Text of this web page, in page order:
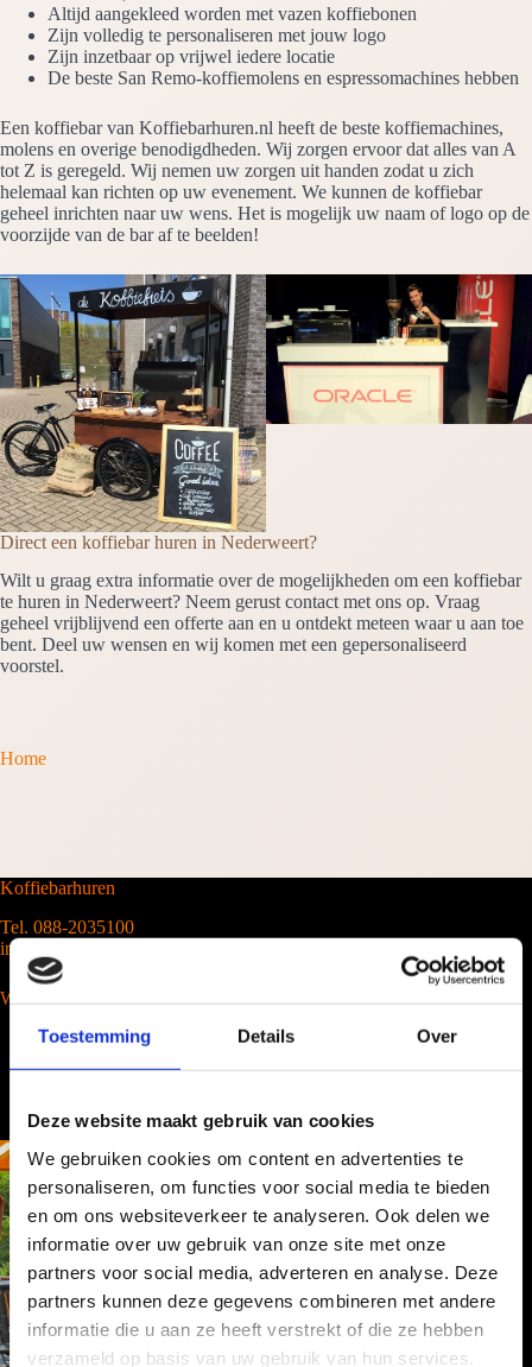
Toestemming Details Over
Deze website maakt gebruik van cookies
We gebruiken cookies om content en advertenties te
personaliseren, om functies voor social media te bieden
en om ons websiteverkeer te analyseren. Ook delen we
informatie over uw gebruik van onze site met onze
partners voor social media, adverteren en analyse. Deze
partners kunnen deze gegevens combineren met andere
informatie die u aan ze heeft verstrekt of die ze hebben
verzameld op basis van uw gebruik van hun services.
Altijd aangekleed worden met vazen koffiebonen
Zijn volledig te personaliseren met jouw logo
Zijn inzetbaar op vrijwel iedere locatie
De beste San Remo-koffiemolens en espressomachines hebben
Een koffiebar van Koffiebarhuren.nl heeft de beste koffiemachines,
molens en overige benodigdheden. Wij zorgen ervoor dat alles van A
tot Z is geregeld. Wij nemen uw zorgen uit handen zodat u zich
helemaal kan richten op uw evenement. We kunnen de koffiebar
geheel inrichten naar uw wens. Het is mogelijk uw naam of logo op de
voorzijde van de bar af te beelden!
Direct een koffiebar huren in Nederweert?
Wilt u graag extra informatie over de mogelijkheden om een koffiebar
te huren in Nederweert? Neem gerust contact met ons op. Vraag
geheel vrijblijvend een offerte aan en u ontdekt meteen waar u aan toe
bent. Deel uw wensen en wij komen met een gepersonaliseerd
voorstel.
Home
Koffiebarhuren
Tel. 088-2035100
info@barcompany.nl
Wij werken landelijk